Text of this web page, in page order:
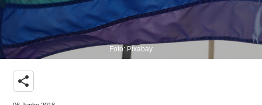
Foto: Pixabay
share